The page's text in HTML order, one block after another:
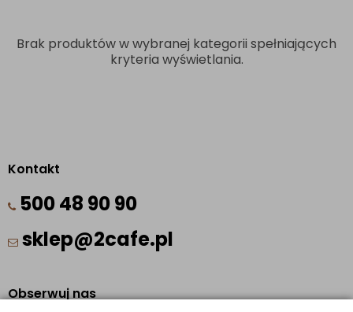
Brak produktów w wybranej kategorii spełniających
kryteria wyświetlania.
Kontakt
500 48 90 90
sklep@2cafe.pl
Obserwuj nas